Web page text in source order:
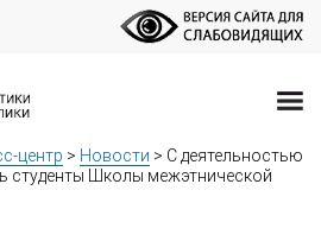
центр > Новости > С деятельностью
студенты Школы межэтнической